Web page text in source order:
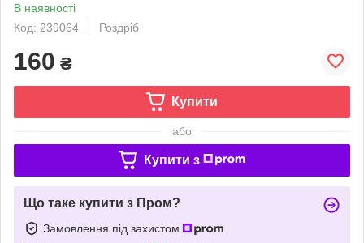
В наявності
Код: 239064
Роздріб
160 ₴
Купити
або
Купити з
Що таке купити з Пром?
Замовлення під захистом